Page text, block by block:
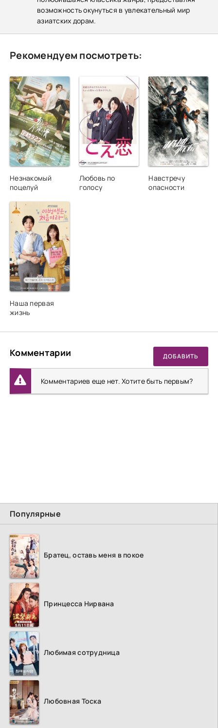
Популярные
Братец, оставь меня в покое
Принцесса Нирвана
Любимая сотрудница
Любовная Тоска
возможность окунуться в увлекательный мир
азиатских дорам.
Рекомендуем посмотреть:
Незнакомый
поцелуй
Любовь по
голосу
Навстречу
опасности
Наша первая
жизнь
Комментарии ДОБАВИТЬ
Комментариев еще нет. Хотите быть первым?